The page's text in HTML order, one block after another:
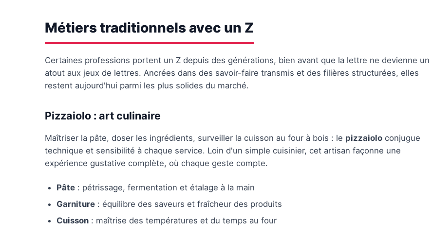
Métiers traditionnels avec un Z
Certaines professions portent un Z depuis des générations, bien avant que la lettre ne devienne un
atout aux jeux de lettres. Ancrées dans des savoir-faire transmis et des filières structurées, elles
restent aujourd'hui parmi les plus solides du marché.
Pizzaiolo : art culinaire
Maîtriser la pâte, doser les ingrédients, surveiller la cuisson au four à bois : le pizzaiolo conjugue
technique et sensibilité à chaque service. Loin d'un simple cuisinier, cet artisan façonne une
expérience gustative complète, où chaque geste compte.
Pâte : pétrissage, fermentation et étalage à la main
Garniture : équilibre des saveurs et fraîcheur des produits
Cuisson : maîtrise des températures et du temps au four